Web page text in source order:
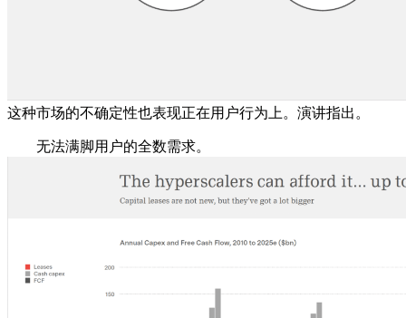
这种市场的不确定性也表现正在用户行为上。演讲指出。
无法满脚用户的全数需求。